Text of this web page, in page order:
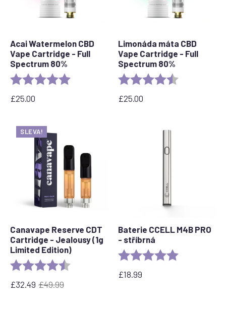
Acai Watermelon CBD
Vape Cartridge - Full
Spectrum 80%
Rating: 5.0 out of 5 stars
£25.00
Limonáda máta CBD
Vape Cartridge - Full
Spectrum 80%
Rating:
£25.00
SLEVA!
Canavape Reserve CDT
Cartridge - Jealousy (1g
Limited Edition)
Rating: 4.8 out of 5 stars
£49.99
Původní
£32.49
Aktuální
Baterie CCELL M4B PRO
- stříbrná
Rating:
£18.99